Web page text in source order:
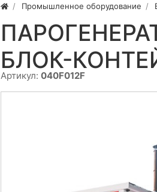
Промышленное оборудование
БЛОК-
Артикул: 040F012F